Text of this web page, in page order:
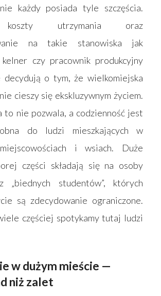
każdy posiada tyle szczęścia.
koszty utrzymania oraz
na takie stanowiska jak
kelner czy pracownik produkcyjny
o tym, że wielkomiejska
cieszy się ekskluzywnym życiem.
to nie pozwala, a codzienność jest
do ludzi mieszkających w
i wsiach. Duże
części składają się na osoby
„biednych studentów”, których
są zdecydowanie ograniczone.
częściej spotykamy tutaj ludzi
w dużym mieście —
niż zalet